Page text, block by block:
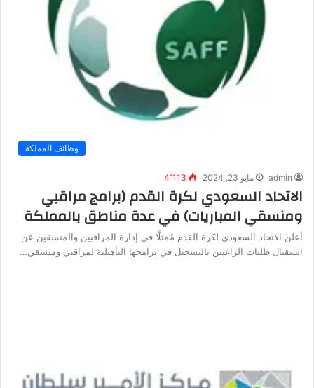
وظائف المملكة
admin مايو 23, 2024 4٬113
الاتحاد السعودي لكرة القدم (برامج مراقبي
ومنسقي المباريات) في عدة مناطق بالمملكة
أعلن الاتحاد السعودي لكرة القدم مُمثلًا في إدارة المراقبين والمنسقين عن
استقبال طلبات الراغبين بالتسجيل في برامجها التأهيلية لمراقبي ومنسقي…